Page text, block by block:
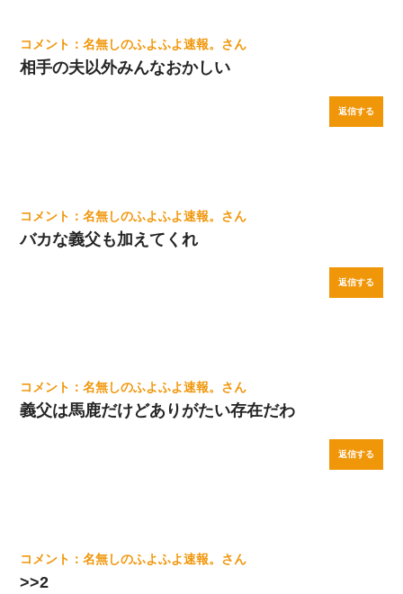
名無しのふよふよ速報。
相手の夫以外みんなおかしい
返信する
名無しのふよふよ速報。
バカな義父も加えてくれ
返信する
名無しのふよふよ速報。
義父は馬鹿だけどありがたい存在だわ
返信する
名無しのふよふよ速報。
>>2